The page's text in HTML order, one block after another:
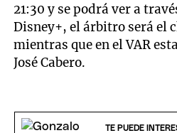
21:30 y se podrá ver a
Disney+, el árbitro será el
mientras que en el VAR
José Cabero.
TE PUEDE